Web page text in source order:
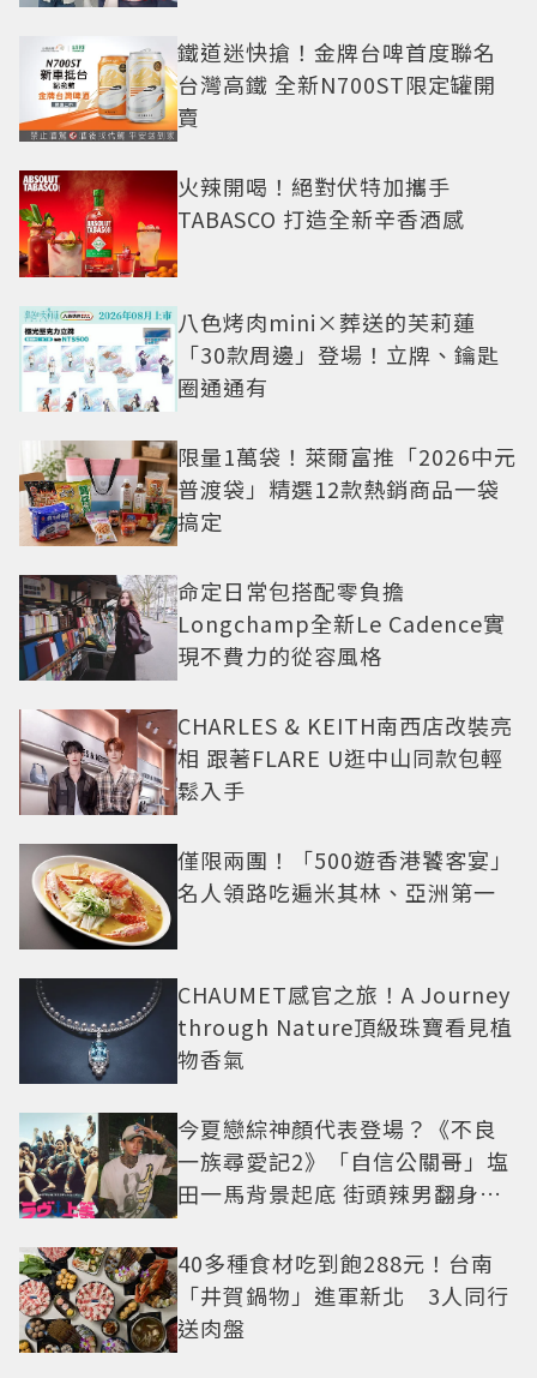
鐵道迷快搶！金牌台啤首度聯名
台灣高鐵 全新N700ST限定罐開
賣
火辣開喝！絕對伏特加攜手
TABASCO 打造全新辛香酒感
八色烤肉mini×葬送的芙莉蓮
「30款周邊」登場！立牌、鑰匙
圈通通有
限量1萬袋！萊爾富推「2026中元
普渡袋」精選12款熱銷商品一袋
搞定
命定日常包搭配零負擔
Longchamp全新Le Cadence實
現不費力的從容風格
CHARLES & KEITH南西店改裝亮
相 跟著FLARE U逛中山同款包輕
鬆入手
僅限兩團！「500遊香港饕客宴」
名人領路吃遍米其林、亞洲第一
CHAUMET感官之旅！A Journey
through Nature頂級珠寶看見植
物香氣
今夏戀綜神顏代表登場？《不良
一族尋愛記2》「自信公關哥」塩
田一馬背景起底 街頭辣男翻身當
40多種食材吃到飽288元！台南
「井賀鍋物」進軍新北 3人同行
送肉盤